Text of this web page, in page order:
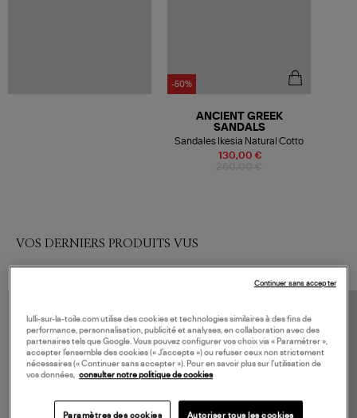
-50%
130,00 €
ANCIENT GREEK
SANDALS
Sandales Ikesia Natural Cotto
VOS DERNIERS PRODUITS VUS
lulli-sur-la-toile.com utilise des cookies et technologies similaires à des fins de
performance, personnalisation, publicité et analyses, en collaboration avec des
partenaires tels que Google. Vous pouvez configurer vos choix via « Paramétrer »,
accepter l’ensemble des cookies (« J’accepte ») ou refuser ceux non strictement
nécessaires (« Continuer sans accepter »). Pour en savoir plus sur l’utilisation de
vos données, consulter notre politique de cookies
Paramètres des cookies Autoriser tous les cookies
Continuer sans accepter